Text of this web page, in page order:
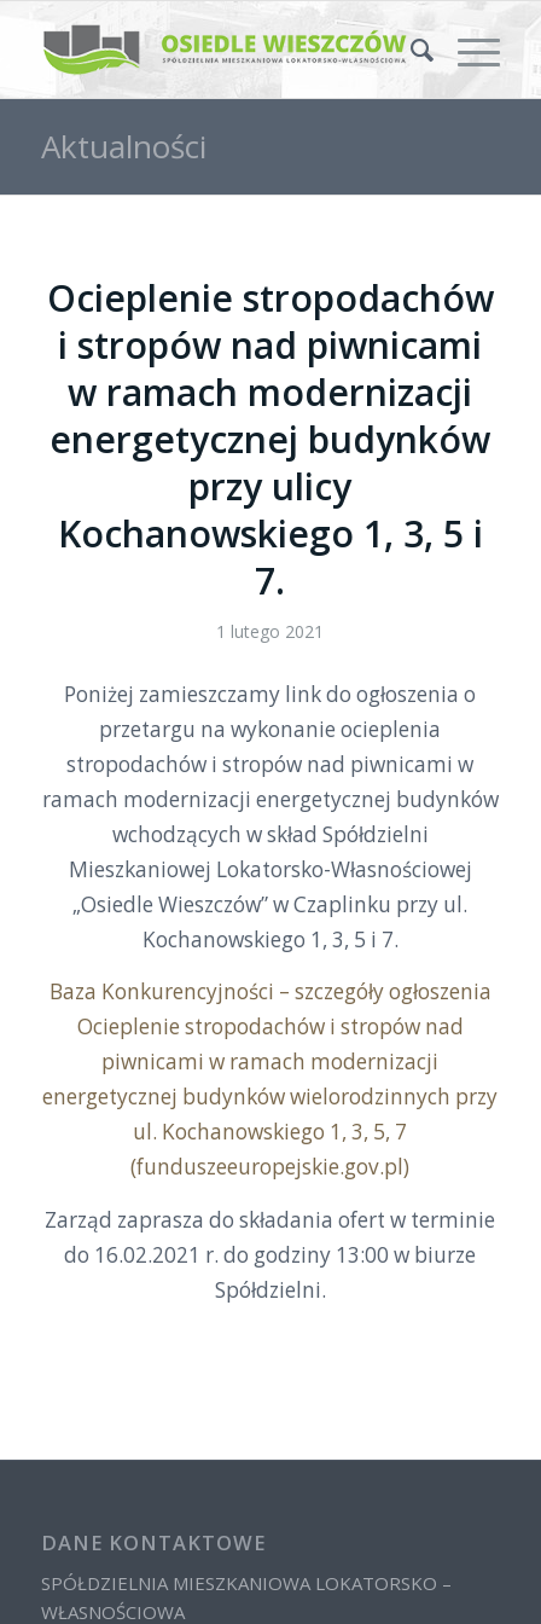
Aktualności
Ocieplenie stropodachów
i stropów nad piwnicami
w ramach modernizacji
energetycznej budynków
przy ulicy
Kochanowskiego 1, 3, 5 i
7.
1 lutego 2021
Poniżej zamieszczamy link do ogłoszenia o
przetargu na wykonanie ocieplenia
stropodachów i stropów nad piwnicami w
ramach modernizacji energetycznej budynków
wchodzących w skład Spółdzielni
Mieszkaniowej Lokatorsko-Własnościowej
„Osiedle Wieszczów” w Czaplinku przy ul.
Kochanowskiego 1, 3, 5 i 7.
Baza Konkurencyjności – szczegóły ogłoszenia
Ocieplenie stropodachów i stropów nad
piwnicami w ramach modernizacji
energetycznej budynków wielorodzinnych przy
ul. Kochanowskiego 1, 3, 5, 7
(funduszeeuropejskie.gov.pl)
Zarząd zaprasza do składania ofert w terminie
do 16.02.2021 r. do godziny 13:00 w biurze
Spółdzielni.
DANE KONTAKTOWE
SPÓŁDZIELNIA MIESZKANIOWA LOKATORSKO –
WŁASNOŚCIOWA